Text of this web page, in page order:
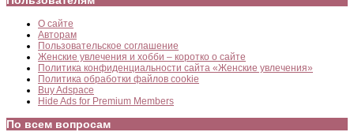
О сайте
Авторам
Пользовательское соглашение
Женские увлечения и хобби – коротко о сайте
Политика конфиденциальности сайта «Женские увлечения»
Политика обработки файлов cookie
Buy Adspace
Hide Ads for Premium Members
По всем вопросам